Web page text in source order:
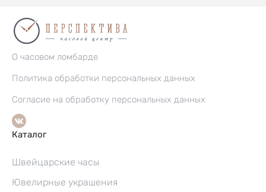
О часовом ломбарде
Политика обработки персональных данных
Согласие на обработку персональных данных
Каталог
Швейцарские часы
Ювелирные украшения